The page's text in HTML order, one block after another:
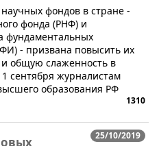
фондов в стране -
фонда (РНФ) и
фундаментальных
- призвана повысить их
и общую слаженность в
сентября журналистам
образования РФ
1310
25/10/2019